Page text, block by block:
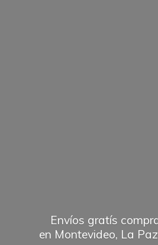
Envíos gratís
en Montevideo, La